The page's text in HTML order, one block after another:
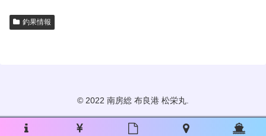
釣果情報
© 2022 南房総 布良港 松栄丸.